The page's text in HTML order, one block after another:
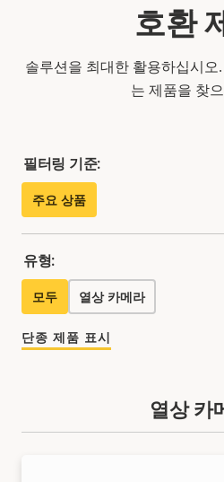
호환
솔루션을 최대한 활용하십시
는 제품을 찾
필터링 기준:
주요 상품
유형:
모두 열상 카메라
단종 제품 표시
열상 카